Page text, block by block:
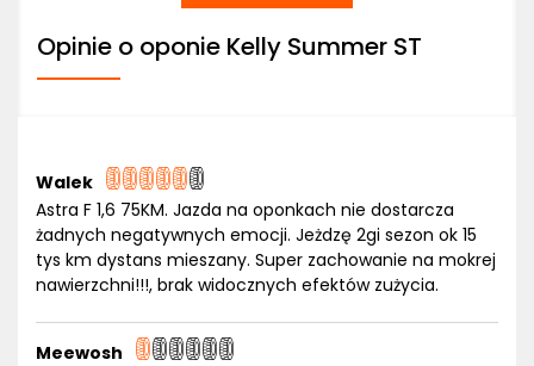
Opinie o oponie Kelly Summer ST
Walek
Astra F 1,6 75KM. Jazda na oponkach nie dostarcza
żadnych negatywnych emocji. Jeżdzę 2gi sezon ok 15
tys km dystans mieszany. Super zachowanie na mokrej
nawierzchni!!!, brak widocznych efektów zużycia.
Meewosh